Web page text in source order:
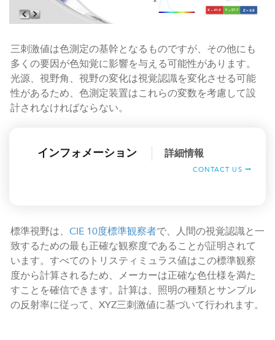
三刺激値は色測定の基幹となるものですが、その他にも
多くの要因が色知覚に影響を与える可能性があります。
光源、視野角、視野の変化は視覚認識を変化させる可能
性があるため、色測定装置はこれらの変数を考慮して設
計されなければならない。
インフォメーション 詳細情報
CONTACT US
標準視野は、 CIE 10度標準観察者で、人間の視覚認識と一
致するための最も正確な観察度であることが証明されて
います。すべてのトリスティミュラス値はこの標準観察
度から計算されるため、メーカーは正確な色仕様を満た
すことを確信できます。計算は、照明の種類とサンプル
の反射率に従って、XYZ三刺激値に基づいて行われます。